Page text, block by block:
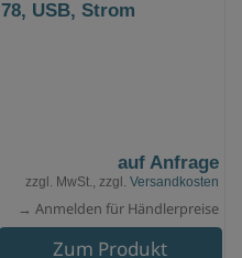
78, USB, Strom
auf Anfrage
zzgl. MwSt., zzgl. Versandkosten
→ Anmelden für Händlerpreise
Zum Produkt